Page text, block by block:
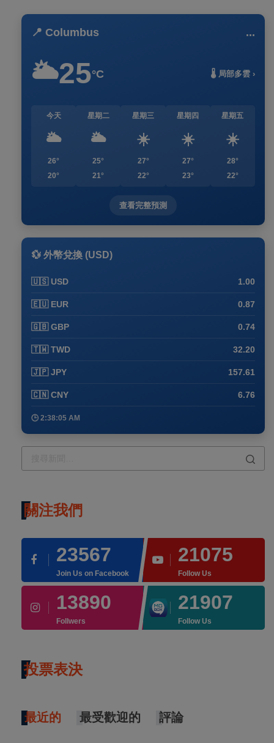
📍 Columbus ...
🌥️25°C 🌡️ 局部多雲 ›
今天
🌥️
26°
20°
星期二
🌥️
25°
21°
星期三
☀️
27°
22°
星期四
☀️
27°
23°
星期五
☀️
28°
22°
查看完整預測
💱 外幣兌換 (USD)
🇺🇸 USD 1.00
🇪🇺 EUR 0.87
🇬🇧 GBP 0.74
🇹🇼 TWD 32.20
🇯🇵 JPY 157.61
🇨🇳 CNY 6.76
🕒 2:38:16 AM
關注我們
23567
Join Us on Facebook
21075
Follow Us
13890
Follwers
21907
Follow Us
投票表決
最近的 最受歡迎的 評論